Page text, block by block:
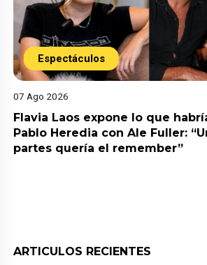
Espectáculos
07 Ago 2026
Flavia Laos expone lo que
Pablo Heredia con Ale Fuller:
partes quería el remember”
ARTICULOS RECIENTES